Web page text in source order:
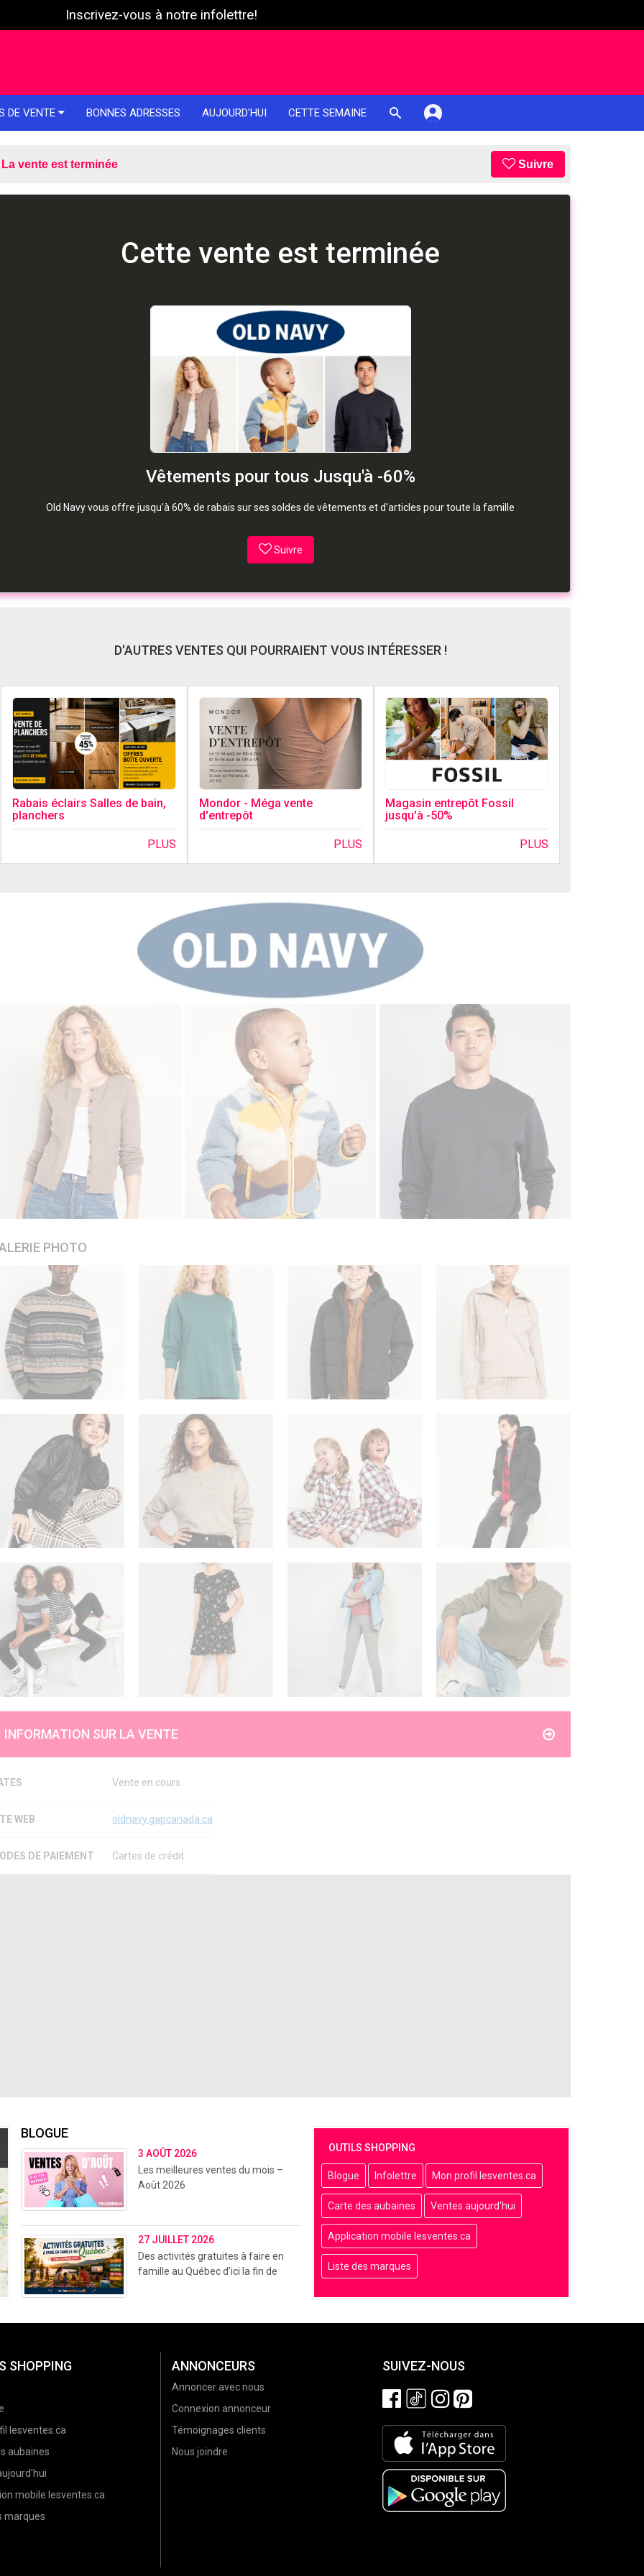
Inscrivez-vous à notre infolettre!
DE VENTE BONNES ADRESSES AUJOURD'HUI CETTE SEMAINE
La vente est terminée Suivre
Cette vente est terminée
Vêtements pour tous Jusqu'à -60%
Old Navy vous offre jusqu'à 60% de rabais sur ses soldes de vêtements et d'articles pour toute la famille
Suivre
D'AUTRES VENTES QUI POURRAIENT VOUS INTÉRESSER !
Rabais éclairs Salles de bain,
planchers
PLUS
Mondor - Méga vente
d'entrepôt
PLUS
Magasin entrepôt Fossil
jusqu'à -50%
PLUS
PHOTO
INFORMATION SUR LA VENTE
Vente en cours
WEB oldnavy.gapcanada.ca
DE PAIEMENT Cartes de crédit
OUTILS SHOPPING
Blogue Infolettre Mon profil lesventes.ca
Carte des aubaines Ventes aujourd'hui
Application mobile lesventes.ca
Liste des marques
BLOGUE
3 AOÛT 2026
Les meilleures ventes du mois –
Août 2026
27 JUILLET 2026
Des activités gratuites à faire en
famille au Québec d’ici la fin de
SHOPPING
lesventes.ca
aubaines
mobile lesventes.ca
marques
ANNONCEURS
Annoncer avec nous
Connexion annonceur
Témoignages clients
Nous joindre
SUIVEZ-NOUS